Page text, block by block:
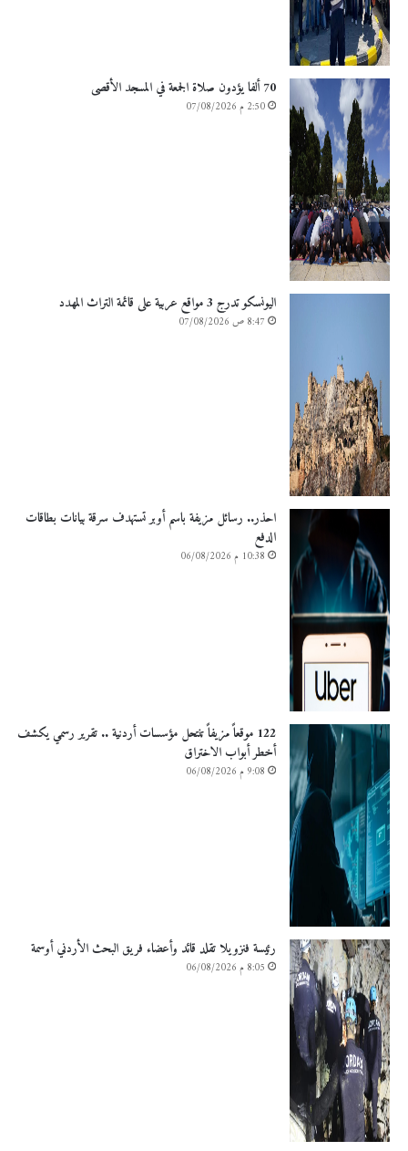
70 ألفا يؤدون صلاة الجمعة في المسجد الأقصى
2:50 م 07/08/2026
اليونسكو تدرج 3 مواقع عربية على قائمة التراث المهدد
8:47 ص 07/08/2026
احذر.. رسائل مزيفة باسم أوبر تستهدف سرقة بيانات بطاقات
الدفع
10:38 م 06/08/2026
122 موقعاً مزيفاً تنتحل مؤسسات أردنية .. تقرير رسمي يكشف
أخطر أبواب الاختراق
9:08 م 06/08/2026
رئيسة فنزويلا تقلد قائد وأعضاء فريق البحث الأردني أوسمة
8:05 م 06/08/2026